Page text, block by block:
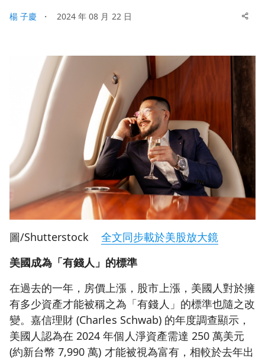
楊 子慶 ・ 2024 年 08 月 22 日
圖/Shutterstock 全文同步載於美股放大鏡
美國成為「有錢人」的標準
在過去的一年，房價上漲，股市上漲，美國人對於擁
有多少資產才能被稱之為「有錢人」的標準也隨之改
變。嘉信理財 (Charles Schwab) 的年度調查顯示，
美國人認為在 2024 年個人淨資產需達 250 萬美元
(約新台幣 7,990 萬) 才能被視為富有，相較於去年出